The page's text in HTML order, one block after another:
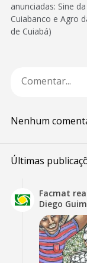
anunciadas: Sine
Cuiabanco e Agro
de Cuiabá)
Nenhum
Últimas
Facmat
Diego